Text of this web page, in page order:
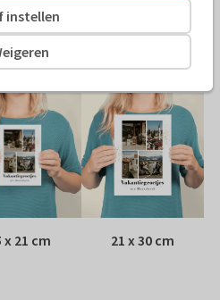
kaart
x 21 cm 21 x 30 cm
instellen